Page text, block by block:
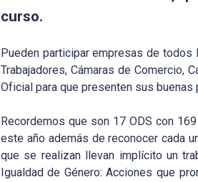
curso.
Pueden participar empresas de
Trabajadores, Cámaras de Comercio,
Oficial para que presenten sus
Recordemos que son 17 ODS con
este año además de reconocer cada
que se realizan llevan implícito un
Igualdad de Género: Acciones que